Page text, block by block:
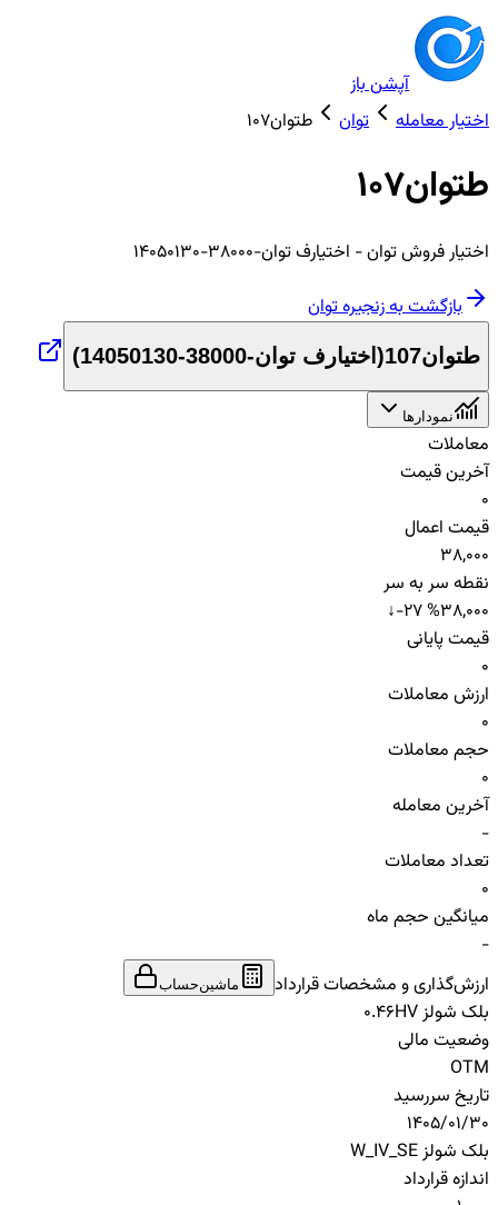
آپشن باز
اختیار معامله
توان طتوان107
طتوان107
اختیارفروشتوان- اختیارف توان-38000-14050130
بازگشت به زنجیرهتوان
طتوان107 ( اختیارف توان-38000-14050130 )
نمودارها
معاملات
آخرین قیمت
0
قیمت اعمال
38,000
نقطه سر به سر
38,000
↓-27 %
قیمت پایانی
0
ارزش معاملات
0
حجم معاملات
0
آخرین معامله
-
تعداد معاملات
0
میانگین حجم ماه
-
ارزش‌گذاری و مشخصات قرارداد
ماشین‌حساب
بلک شولز HV
0.46
وضعیت مالی
OTM
تاریخ سررسید
1405/01/30
بلک شولز W_IV_SE
اندازه قرارداد